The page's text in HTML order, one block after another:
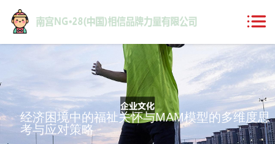
经济困境中的福祉关怀与MAM模型的多维度思
考与应对策略